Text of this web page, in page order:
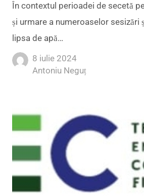
În contextul perioadei de secetă
și urmare a numeroaselor sesizări
lipsa de apă…
8 iulie 2024
Author
Antoniu Neguț